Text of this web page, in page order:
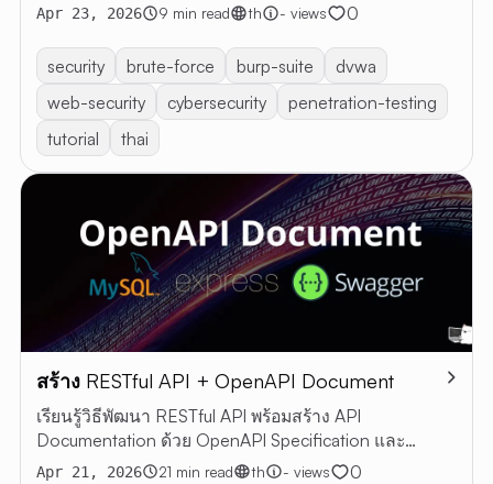
Apr 23, 2026 9 min read th - views 0
security brute-force burp-suite
dvwa
web-security
cybersecurity
penetration-testing
tutorial
thai
สร้าง RESTful API + OpenAPI Document
เรียนรู้วิธีพัฒนา RESTful API พร้อมสร้าง API
Documentation ด้วย OpenAPI Specification และ
Swagger UI ด้วย Express, TypeScript และ MySQL
Apr 21, 2026 21 min read th - views 0